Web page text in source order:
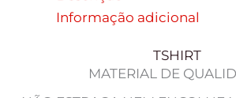
Informação adicional
TSHIRT
MATERIAL DE